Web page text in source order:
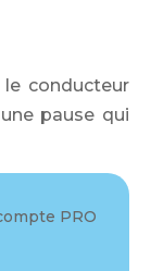
conducteur
pause qui
PRO